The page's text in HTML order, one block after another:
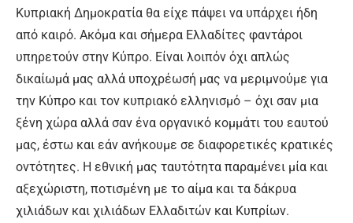
Κυπριακή Δημοκρατία θα είχε πάψει να υπάρχει ήδη
από καιρό. Ακόμα και σήμερα Ελλαδίτες φαντάροι
υπηρετούν στην Κύπρο. Είναι λοιπόν όχι απλώς
δικαίωμά μας αλλά υποχρέωσή μας να μεριμνούμε για
την Κύπρο και τον κυπριακό ελληνισμό – όχι σαν μια
ξένη χώρα αλλά σαν ένα οργανικό κομμάτι του εαυτού
μας, έστω και εάν ανήκουμε σε διαφορετικές κρατικές
οντότητες. Η εθνική μας ταυτότητα παραμένει μία και
αξεχώριστη, ποτισμένη με το αίμα και τα δάκρυα
χιλιάδων και χιλιάδων Ελλαδιτών και Κυπρίων.